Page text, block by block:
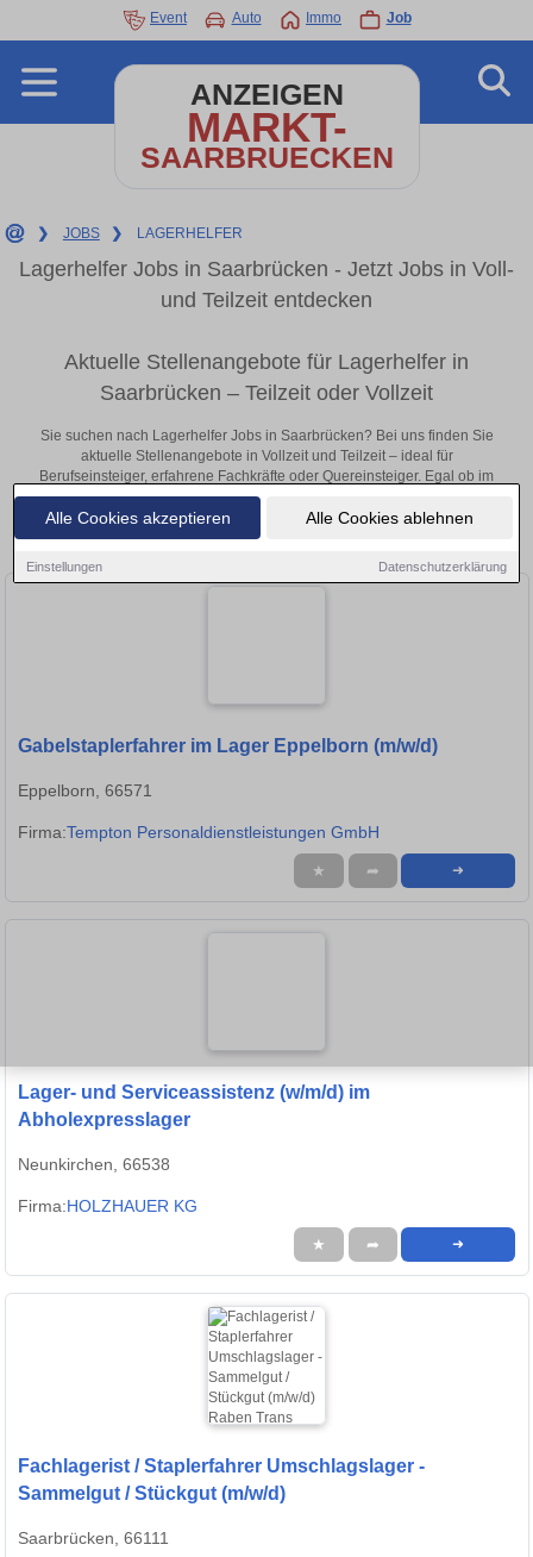
Alle Cookies akzeptieren Alle Cookies ablehnen
Einstellungen Datenschutzerklärung
Event Auto Immo Job
ANZEIGEN
MARKT-
SAARBRUECKEN
❯ JOBS ❯ LAGERHELFER
Lagerhelfer Jobs in Saarbrücken - Jetzt Jobs in Voll-
und Teilzeit entdecken
Aktuelle Stellenangebote für Lagerhelfer in
Saarbrücken – Teilzeit oder Vollzeit
Sie suchen nach Lagerhelfer Jobs in Saarbrücken? Bei uns finden Sie
aktuelle Stellenangebote in Vollzeit und Teilzeit – ideal für
Berufseinsteiger, erfahrene Fachkräfte oder Quereinsteiger. Egal ob im
Büro, vor Ort oder remote: Entdecken Sie jetzt neue Chancen in Ihrer
Region und bewerben Sie sich direkt auf passende Lagerhelfer-Stellen
in Saarbrücken!
Gabelstaplerfahrer im Lager Eppelborn (m/w/d)
Eppelborn, 66571
Firma:Tempton Personaldienstleistungen GmbH
★ ➦ ➜
Lager- und Serviceassistenz (w/m/d) im
Abholexpresslager
Neunkirchen, 66538
Firma:HOLZHAUER KG
★ ➦ ➜
Fachlagerist / Staplerfahrer Umschlagslager -
Sammelgut / Stückgut (m/w/d)
Saarbrücken, 66111